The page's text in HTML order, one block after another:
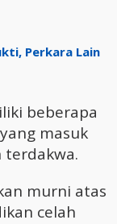
Perkara Lain
beberapa
masuk
murni atas
celah